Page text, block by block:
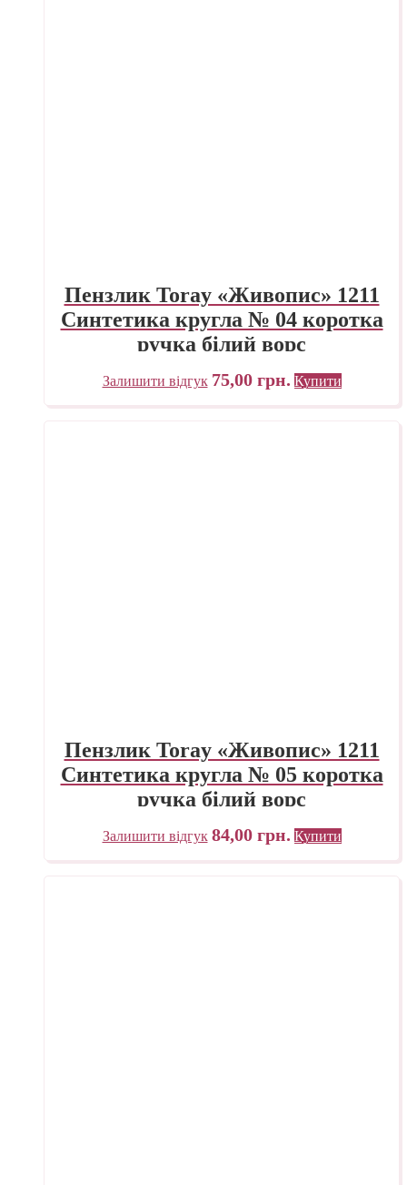
Пензлик Toray «Живопис» 1211
Синтетика кругла № 04 коротка
ручка білий ворс
Залишити відгук 75,00 грн. Купити
Пензлик Toray «Живопис» 1211
Синтетика кругла № 05 коротка
ручка білий ворс
Залишити відгук 84,00 грн. Купити